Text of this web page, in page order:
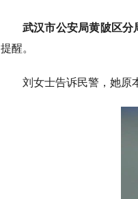
武汉市公安局黄陂区分
提醒。
刘女士告诉民警，她原